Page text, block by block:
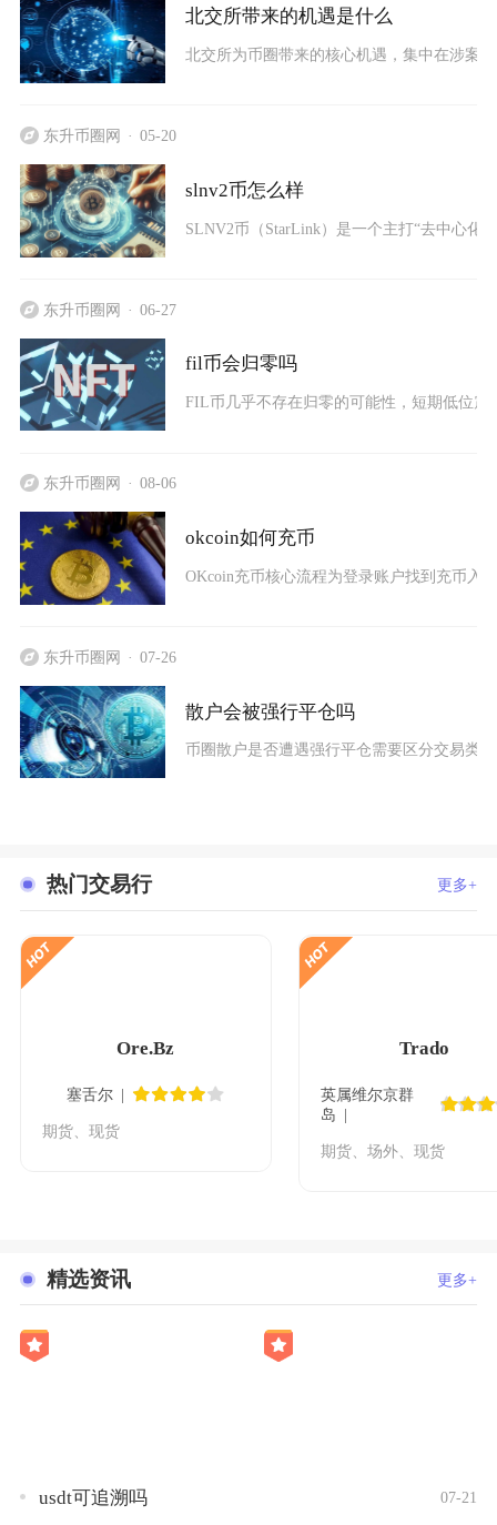
北交所带来的机遇是什么
北交所为币圈带来的核心机遇，集中在涉案
东升币圈网 05-20
slnv2币怎么样
SLNV2币（StarLink）是一个主打“去中心化
东升币圈网 06-27
fil币会归零吗
FIL币几乎不存在归零的可能性，短期低位
东升币圈网 08-06
okcoin如何充币
OKcoin充币核心流程为登录账户找到充币入
东升币圈网 07-26
散户会被强行平仓吗
币圈散户是否遭遇强行平仓需要区分交易类
热门交易行 更多+
Ore.Bz
塞舌尔
期货、现货
Trado
英属维尔京群
岛
期货、场外、现货
精选资讯 更多+
usdt可追溯吗 07-21